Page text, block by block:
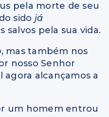
pela morte de seu
sido já
salvos pela sua vida.
, mas também nos
nosso Senhor
agora alcançamos a
um homem entrou